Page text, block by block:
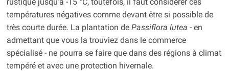
températures négatives comme devant être si possible de
très courte durée. La plantation de Passiflora lutea - en
admettant que vous la trouviez dans le commerce
spécialisé - ne pourra se faire que dans des régions à climat
tempéré et avec une protection hivernale.